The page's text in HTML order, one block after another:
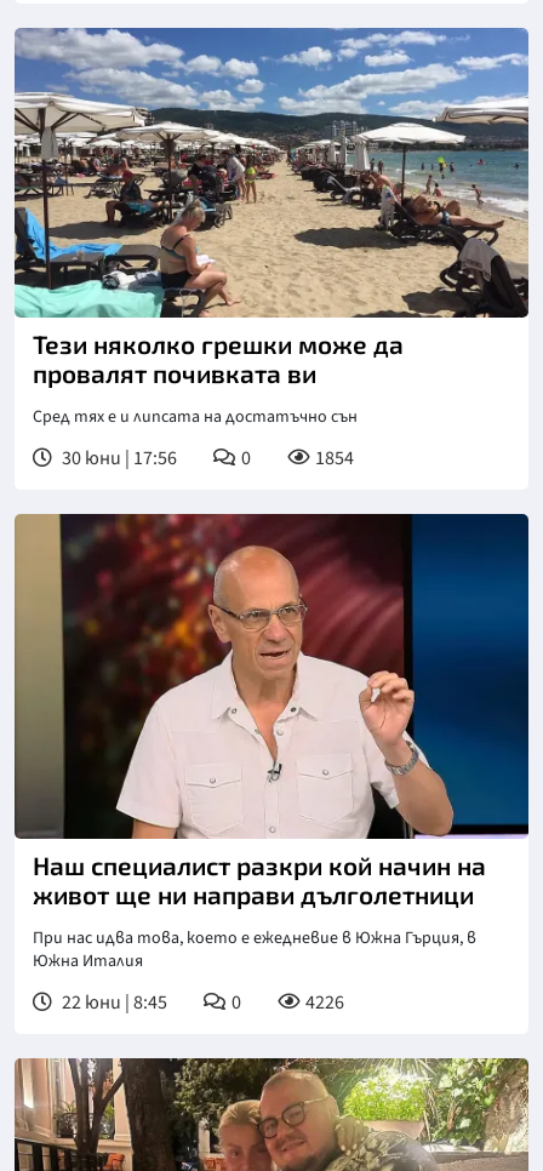
Тези няколко грешки може да
провалят почивката ви
Сред тях е и липсата на достатъчно сън
30 юни | 17:56 0 1854
Снимка: Нова телевизия
Наш специалист разкри кой начин на
живот ще ни направи дълголетници
При нас идва това, което е ежедневие в Южна Гърция, в
Южна Италия
22 юни | 8:45 0 4226